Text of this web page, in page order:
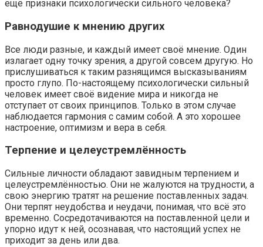
ещё признаки психологически сильного человека?
Равнодушие к мнению других
Все люди разные, и каждый имеет своё мнение. Один
излагает одну точку зрения, а другой совсем другую. Но
прислушиваться к таким разнящимся высказываниям
просто глупо. По-настоящему психологически сильный
человек имеет своё видение мира и никогда не
отступает от своих принципов. Только в этом случае
наблюдается гармония с самим собой. А это хорошее
настроение, оптимизм и вера в себя.
Терпение и целеустремлённость
Сильные личности обладают завидным терпением и
целеустремлённостью. Они не жалуются на трудности, а
свою энергию тратят на решение поставленных задач.
Они терпят неудобства и неудачи, понимая, что всё это
временно. Сосредотачиваются на поставленной цели и
упорно идут к ней, осознавая, что настоящий успех не
приходит за день или два.